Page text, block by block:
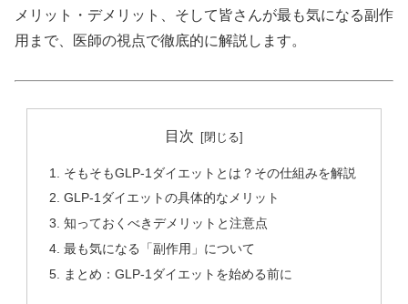
メリット・デメリット、そして皆さんが最も気になる副作
用まで、医師の視点で徹底的に解説します。
目次
そもそもGLP-1ダイエットとは？その仕組みを解説
GLP-1ダイエットの具体的なメリット
知っておくべきデメリットと注意点
最も気になる「副作用」について
まとめ：GLP-1ダイエットを始める前に